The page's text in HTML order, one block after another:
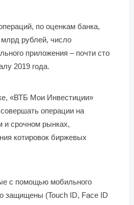
по оценкам банка,
млрд рублей, число
приложения – почти сто
2019 года.
«ВТБ Мои Инвестиции»
операции на
срочном рынках,
котировок биржевых
с помощью мобильного
защищены (Touch ID, Face ID